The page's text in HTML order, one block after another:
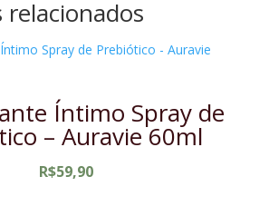
relacionados
Íntimo Spray de
– Auravie 60ml
R$59,90